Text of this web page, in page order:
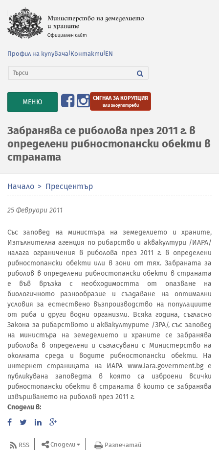
Профил на купувача Контакти EN
TOGGLE
NAVIGATION
МЕНЮ СИГНАЛ ЗА КОРУПЦИЯ
или злоупотреби
Забранява се риболова през 2011 г. в
определени рибностопански обекти в
страната
Начало Пресцентър
25 Февруари 2011
Със заповед на министъра на земеделието и храните,
Изпълнителна агенция по рибарство и аквакултури /ИАРА/
налага ограничения в риболова през 2011 г. в определени
рибностопански обекти или в зони от тях. Забраната за
риболов в определени рибностопански обекти в страната
е във връзка с необходимостта от опазване на
биологичното разнообразие и създаване на оптимални
условия за естествено възпроизводство на популациите
от риба и други водни организми. Всяка година, съгласно
Закона за рибарството и аквакултурите /ЗРА/, със заповед
на министъра на земеделието и храните се забранява
риболова в определени и съгласувани с Министерство на
околната среда и водите рибностопански обекти. На
интернет страницата на ИАРА www.iara.government.bg е
публикувана заповедта в която са изброени всички
рибностопански обекти в страната в които се забранява
извършването на риболов през 2011 г.
Сподели в:
RSS Сподели Разпечатай